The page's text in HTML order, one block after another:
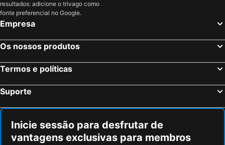
resultados: adicione o trivago como
fonte preferencial no Google.
Empresa
Os nossos produtos
Termos e políticas
Suporte
Inicie sessão para desfrutar de
vantagens exclusivas para membros